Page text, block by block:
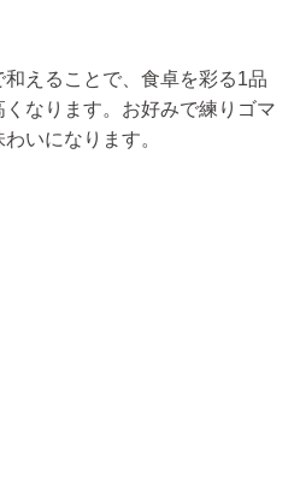
えることで、食卓を彩る1品
なります。お好みで練りゴマ
いになります。